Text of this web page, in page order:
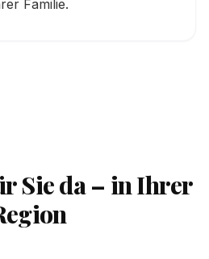
Familie.
Sie da – in Ihrer